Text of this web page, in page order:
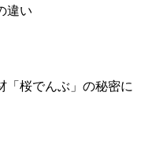
違い
「桜でんぶ」の秘密に